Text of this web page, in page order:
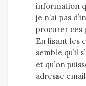
information
je n’ai pas
procurer ces
En lisant les
semble qu’il
et qu’on
adresse